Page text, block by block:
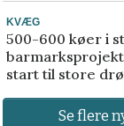
KVÆG
500-600 køer i
start til store
Se flere